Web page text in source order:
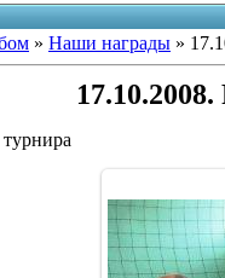
» Наши награды »